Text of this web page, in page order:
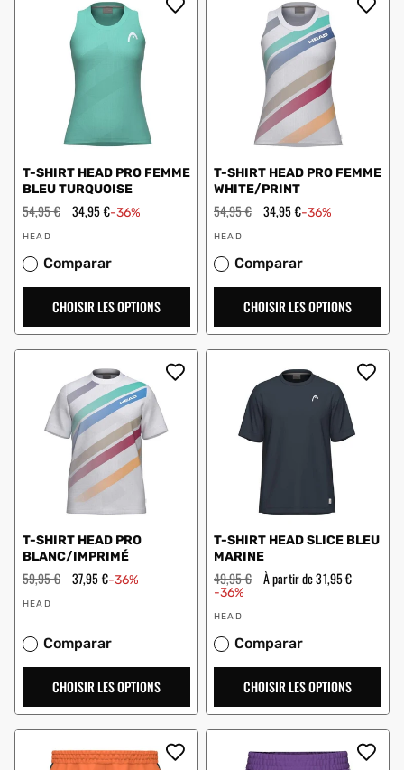
T-SHIRT HEAD PRO FEMME
BLEU TURQUOISE
Prix
régulier
54,95 € Prix
34,95 €-36%
Vendeur
HEAD
Comparar
CHOISIR LES OPTIONS
T-SHIRT HEAD PRO FEMME
WHITE/PRINT
Prix
régulier
54,95 € Prix
34,95 €-36%
Vendeur
HEAD
Comparar
CHOISIR LES OPTIONS
T-SHIRT HEAD PRO
BLANC/IMPRIMÉ
Prix
régulier
59,95 € Prix
en
37,95 €-36%
Vendeur
HEAD
Comparar
CHOISIR LES OPTIONS
T-SHIRT HEAD SLICE BLEU
MARINE
Prix
régulier
49,95 € Prix
en
À partir de 31,95 €
-36%
Vendeur
HEAD
Comparar
CHOISIR LES OPTIONS